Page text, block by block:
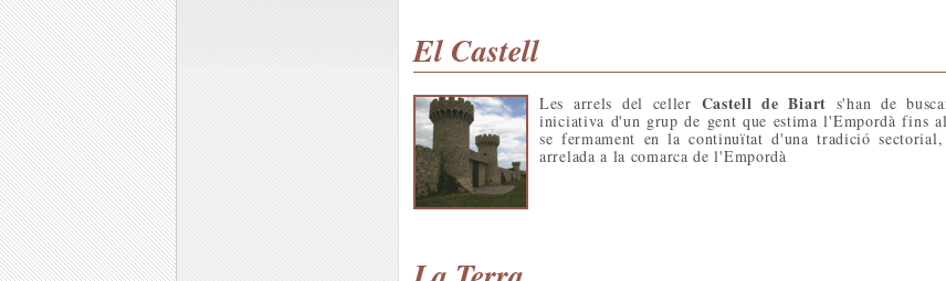
El Castell
Les arrels del celler Castell de Biart s'han de
iniciativa d'un grup de gent que estima l'Empordà fins
se fermament en la continuïtat d'una tradició
arrelada a la comarca de l'Empordà